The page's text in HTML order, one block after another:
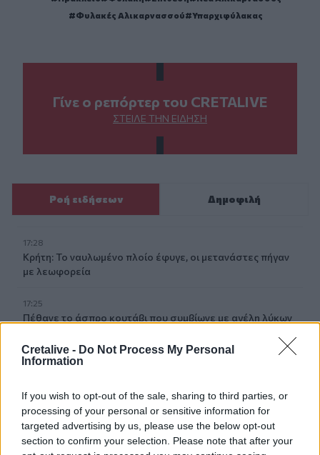
Cretalive - Do Not Process My Personal
Information
If you wish to opt-out of the sale, sharing to third parties, or
processing of your personal or sensitive information for
targeted advertising by us, please use the below opt-out
section to confirm your selection. Please note that after your
Φυλακές Αλικαρνασσού
Υπαρχιφύλακας
Γίνε ο ρεπόρτερ του CRETALIVE
ΣΤΕΊΛΕ ΤΗΝ ΕΊΔΗΣΗ
Ροή ειδήσεων Δημοφιλή
17:28
Κρήτη: Το ναυλωμένο πλοίο έφυγε, οι μετανάστες πήγαν
με λεωφορεία
17:25
Πέθανε το άσπρο κουτάβι που συμβίωνε με αγέλη λύκων
17:06
ΟΠΕΚΑ: Πότε θα γίνει η δεύτερη πληρωμή των δικαιούχων
16:44
Προσωρινή διακοπή κυκλοφορίας την Παρασκευή στον
ΒΟΑΚ